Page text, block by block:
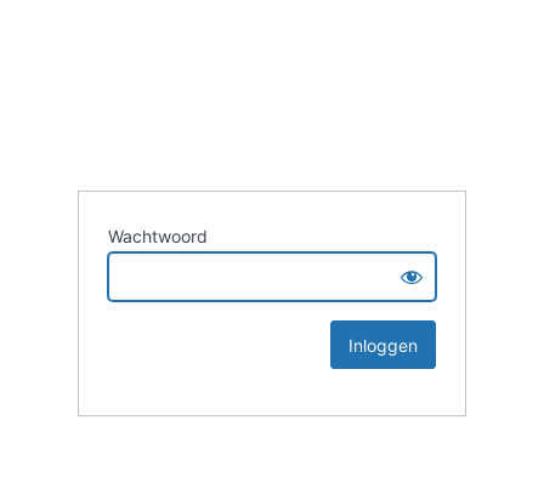
Wachtwoord